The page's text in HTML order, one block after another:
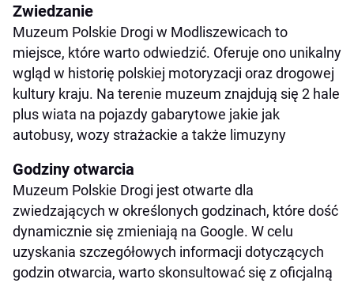
Zwiedzanie
Muzeum Polskie Drogi w Modliszewicach to
miejsce, które warto odwiedzić. Oferuje ono unikalny
wgląd w historię polskiej motoryzacji oraz drogowej
kultury kraju. Na terenie muzeum znajdują się 2 hale
plus wiata na pojazdy gabarytowe jakie jak
autobusy, wozy strażackie a także limuzyny
Godziny otwarcia
Muzeum Polskie Drogi jest otwarte dla
zwiedzających w określonych godzinach, które dość
dynamicznie się zmieniają na Google. W celu
uzyskania szczegółowych informacji dotyczących
godzin otwarcia, warto skonsultować się z oficjalną